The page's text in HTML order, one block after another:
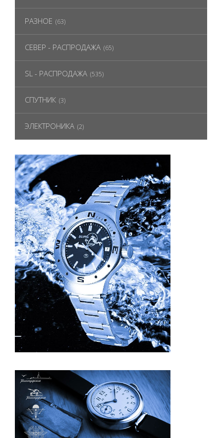
РАЗНОЕ (63)
СЕВЕР - РАСПРОДАЖА (65)
SL - РАСПРОДАЖА (535)
СПУТНИК (3)
ЭЛЕКТРОНИКА (2)